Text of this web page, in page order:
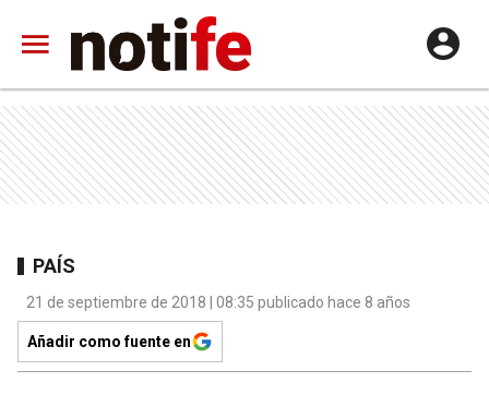
PAÍS
21 de septiembre de 2018 | 08:35 publicado hace 8 años
Añadir como fuente en